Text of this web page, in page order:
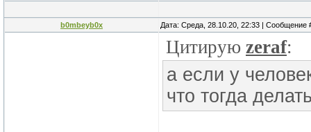
b0mbeyb0x Дата: Среда, 28.10.20, 22:33 | Сообщение
Цитирую zeraf:
а если у
что тогда